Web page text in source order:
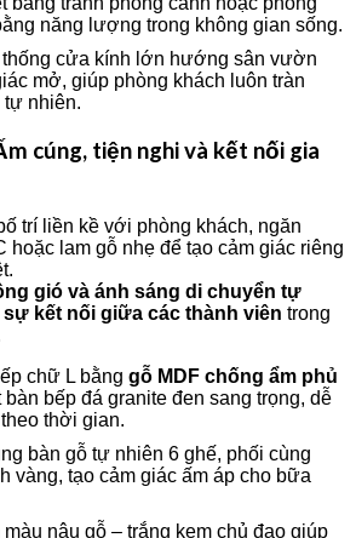
năng lượng trong không gian sống.
thống cửa kính lớn hướng sân vườn
mở, giúp phòng khách luôn tràn
tự nhiên.
cúng, tiện nghi và kết nối gia
trí liền kề với phòng khách, ngăn
hoặc lam gỗ nhẹ để tạo cảm giác riêng
gió và ánh sáng di chuyển tự
sự kết nối giữa các thành viên trong
chữ L bằng gỗ MDF chống ẩm phủ
bàn bếp đá granite đen sang trọng, dễ
thời gian.
bàn gỗ tự nhiên 6 ghế, phối cùng
vàng, tạo cảm giác ấm áp cho bữa
màu nâu gỗ – trắng kem chủ đạo giúp